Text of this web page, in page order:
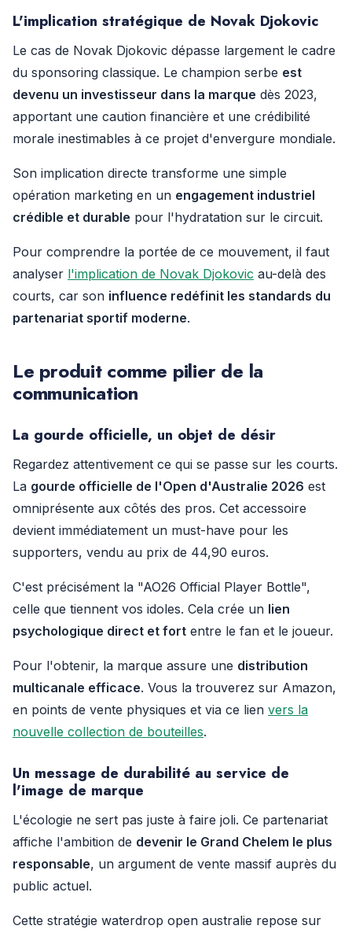
L'implication stratégique de Novak Djokovic
Le cas de Novak Djokovic dépasse largement le cadre
du sponsoring classique. Le champion serbe est
devenu un investisseur dans la marque dès 2023,
apportant une caution financière et une crédibilité
morale inestimables à ce projet d'envergure mondiale.
Son implication directe transforme une simple
opération marketing en un engagement industriel
crédible et durable pour l'hydratation sur le circuit.
Pour comprendre la portée de ce mouvement, il faut
analyser l'implication de Novak Djokovic au-delà des
courts, car son influence redéfinit les standards du
partenariat sportif moderne.
Le produit comme pilier de la
communication
La gourde officielle, un objet de désir
Regardez attentivement ce qui se passe sur les courts.
La gourde officielle de l'Open d'Australie 2026 est
omniprésente aux côtés des pros. Cet accessoire
devient immédiatement un must-have pour les
supporters, vendu au prix de 44,90 euros.
C'est précisément la "AO26 Official Player Bottle",
celle que tiennent vos idoles. Cela crée un lien
psychologique direct et fort entre le fan et le joueur.
Pour l'obtenir, la marque assure une distribution
multicanale efficace. Vous la trouverez sur Amazon,
en points de vente physiques et via ce lien vers la
nouvelle collection de bouteilles.
Un message de durabilité au service de
l'image de marque
L'écologie ne sert pas juste à faire joli. Ce partenariat
affiche l'ambition de devenir le Grand Chelem le plus
responsable, un argument de vente massif auprès du
public actuel.
Cette stratégie waterdrop open australie repose sur